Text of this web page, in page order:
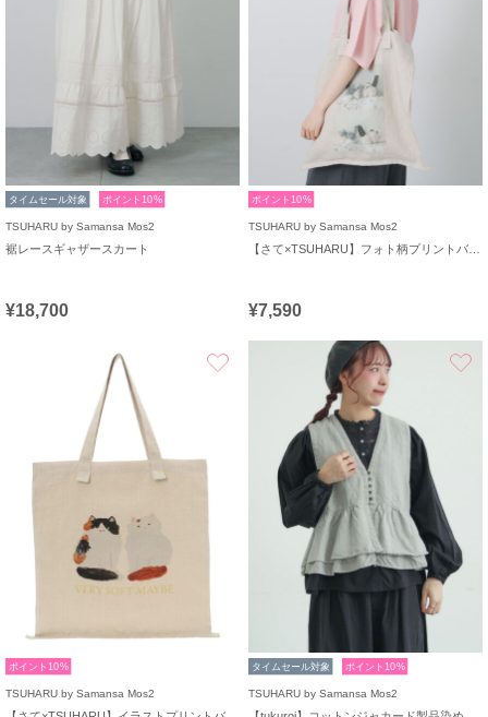
タイムセール対象 ポイント10%
TSUHARU by Samansa Mos2
裾レースギャザースカート
¥18,700
ポイント10%
TSUHARU by Samansa Mos2
¥7,590
ポイント10%
TSUHARU by Samansa Mos2
タイムセール対象 ポイント10%
TSUHARU by Samansa Mos2